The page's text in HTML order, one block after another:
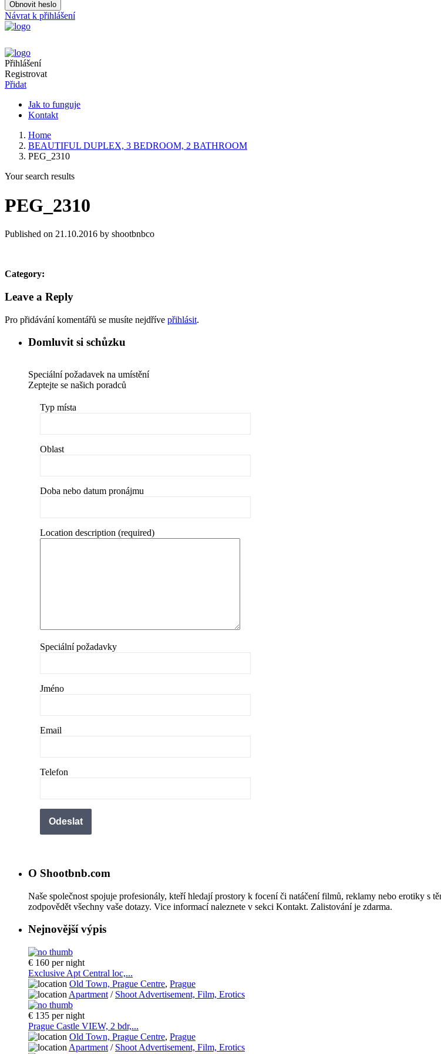
Obnovit heslo
Návrat k přihlášení
Přihlášení
Registrovat
Přidat
Jak to funguje
Kontakt
Home
BEAUTIFUL DUPLEX, 3 BEDROOM, 2 BATHROOM
PEG_2310
Your search results
PEG_2310
Published on 21.10.2016 by shootbnbco
Category:
Leave a Reply
Pro přidávání komentářů se musíte nejdříve přihlásit.
Domluvit si schůzku
Speciální požadavek na umístění
Zeptejte se našich poradců
Typ místa
Oblast
Doba nebo datum pronájmu
Location description (required)
Speciální požadavky
Jméno
Email
Telefon
O Shootbnb.com
Naše společnost spojuje profesionály, kteří hledají prostory k focení či natáčení filmů, reklamy nebo erotiky s
zodpovědět všechny vaše dotazy. Vice informací naleznete v sekci Kontakt. Zalistování je zdarma.
Nejnovější výpis
€ 160 per night
Exclusive Apt Central loc,...
Old Town, Prague Centre, Prague
Apartment / Shoot Advertisement, Film, Erotics
€ 135 per night
Prague Castle VIEW, 2 bdr,...
Old Town, Prague Centre, Prague
Apartment / Shoot Advertisement, Film, Erotics